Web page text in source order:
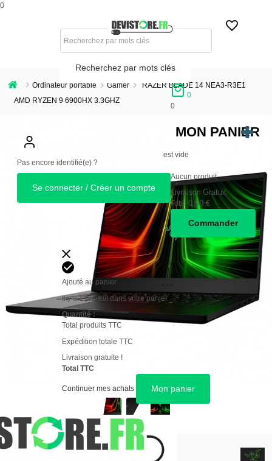
0
Recherchez par mots clés
Pas encore identifié(e) ?
Se connecter / Créer un compte
0
0
MON PANIER
est vide
Aucun produit
Livraison Gratuit
Total 0,00 €
Commander
Ajouté au panier
Il y a 1 produit dans votre panier.
Quantité :
Total produits TTC
Expédition totale TTC
Livraison gratuite !
Total TTC
Continuer mes achats Mon panier
Ordinateur portable Gamer
RAZER BLADE 14 NEA3-R3E1
AMD RYZEN 9 6900HX 3.3GHZ